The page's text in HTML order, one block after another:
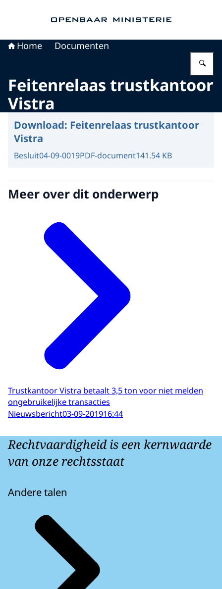
Home Documenten
Feitenrelaas trustkantoor
Vistra
Download: Feitenrelaas trustkantoor
Vistra
Besluit04-09-0019PDF-document141.54 KB
Meer over dit onderwerp
Trustkantoor Vistra betaalt 3,5 ton voor niet melden
ongebruikelijke transacties
Nieuwsbericht03-09-201916:44
Rechtvaardigheid is een kernwaarde
van onze rechtsstaat
Andere talen